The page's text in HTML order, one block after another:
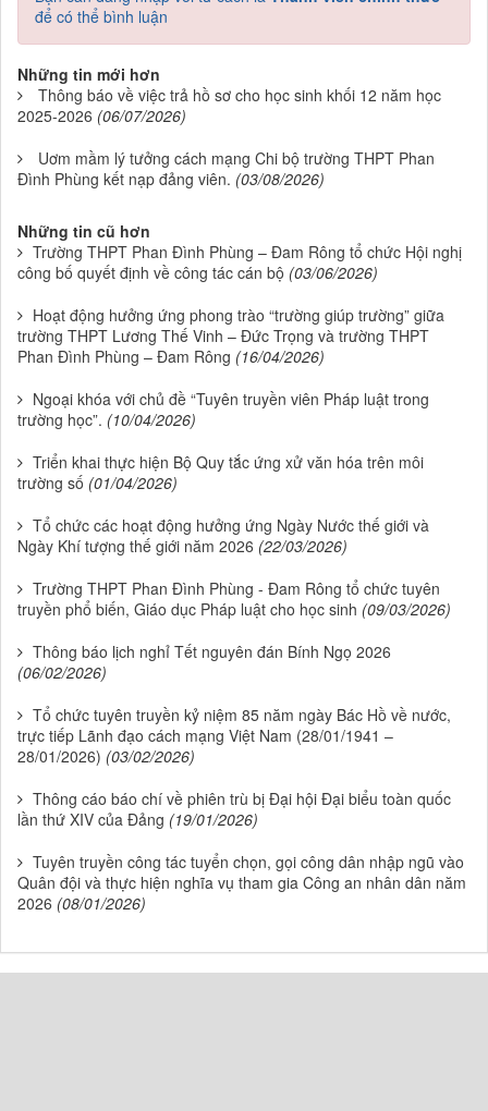
để có thể bình luận
Những tin mới hơn
Thông báo về việc trả hồ sơ cho học sinh khối 12 năm học
2025-2026 (06/07/2026)
Uơm mầm lý tưởng cách mạng Chi bộ trường THPT Phan
Đình Phùng kết nạp đảng viên. (03/08/2026)
Những tin cũ hơn
Trường THPT Phan Đình Phùng – Đam Rông tổ chức Hội nghị
công bố quyết định về công tác cán bộ (03/06/2026)
Hoạt động hưởng ứng phong trào “trường giúp trường” giữa
trường THPT Lương Thế Vinh – Đức Trọng và trường THPT
Phan Đình Phùng – Đam Rông (16/04/2026)
Ngoại khóa với chủ đề “Tuyên truyền viên Pháp luật trong
trường học”. (10/04/2026)
Triển khai thực hiện Bộ Quy tắc ứng xử văn hóa trên môi
trường số (01/04/2026)
Tổ chức các hoạt động hưởng ứng Ngày Nước thế giới và
Ngày Khí tượng thế giới năm 2026 (22/03/2026)
Trường THPT Phan Đình Phùng - Đam Rông tổ chức tuyên
truyền phổ biến, Giáo dục Pháp luật cho học sinh (09/03/2026)
Thông báo lịch nghỉ Tết nguyên đán Bính Ngọ 2026
(06/02/2026)
Tổ chức tuyên truyền kỷ niệm 85 năm ngày Bác Hồ về nước,
trực tiếp Lãnh đạo cách mạng Việt Nam (28/01/1941 –
28/01/2026) (03/02/2026)
Thông cáo báo chí về phiên trù bị Đại hội Đại biểu toàn quốc
lần thứ XIV của Đảng (19/01/2026)
Tuyên truyền công tác tuyển chọn, gọi công dân nhập ngũ vào
Quân đội và thực hiện nghĩa vụ tham gia Công an nhân dân năm
2026 (08/01/2026)